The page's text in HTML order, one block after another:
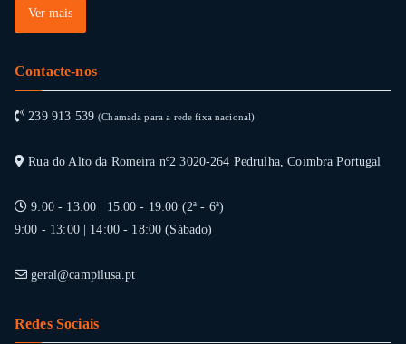
Ver mais
Contacte-nos
239 913 539(Chamada para a rede fixa nacional)
Rua do Alto da Romeira nº2 3020-264 Pedrulha, Coimbra Portugal
9:00 - 13:00 | 15:00 - 19:00 (2ª - 6ª)
9:00 - 13:00 | 14:00 - 18:00 (Sábado)
geral@campilusa.pt
Redes Sociais